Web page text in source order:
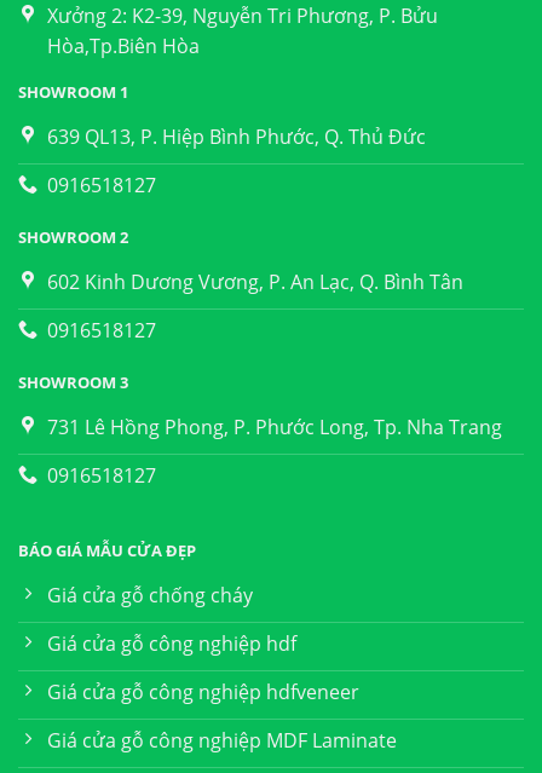
Xưởng 2: K2-39, Nguyễn Tri Phương, P. Bửu
Hòa,Tp.Biên Hòa
SHOWROOM 1
639 QL13, P. Hiệp Bình Phước, Q. Thủ Đức
0916518127
SHOWROOM 2
602 Kinh Dương Vương, P. An Lạc, Q. Bình Tân
0916518127
SHOWROOM 3
731 Lê Hồng Phong, P. Phước Long, Tp. Nha Trang
0916518127
BÁO GIÁ MẪU CỬA ĐẸP
Giá cửa gỗ chống cháy
Giá cửa gỗ công nghiệp hdf
Giá cửa gỗ công nghiệp hdfveneer
Giá cửa gỗ công nghiệp MDF Laminate